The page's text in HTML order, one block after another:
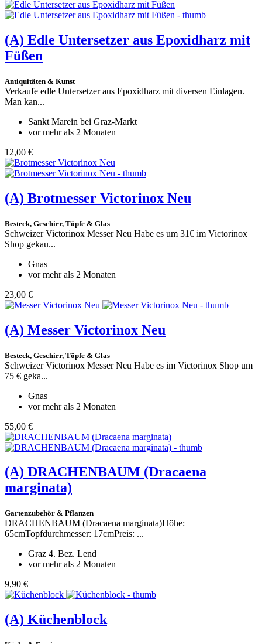
(A) Edle Untersetzer aus Epoxidharz mit
Füßen
Antiquitäten & Kunst
Verkaufe edle Untersetzer aus Epoxidharz mit diversen Einlagen.
Man kan...
Sankt Marein bei Graz-Markt
vor mehr als 2 Monaten
12,00 €
(A) Brotmesser Victorinox Neu
Besteck, Geschirr, Töpfe & Glas
Schweizer Victorinox Messer Neu Habe es um 31€ im Victorinox
Shop gekau...
Gnas
vor mehr als 2 Monaten
23,00 €
(A) Messer Victorinox Neu
Besteck, Geschirr, Töpfe & Glas
Schweizer Victorinox Messer Neu Habe es im Victorinox Shop um
75 € geka...
Gnas
vor mehr als 2 Monaten
55,00 €
(A) DRACHENBAUM (Dracaena
marginata)
Gartenzubehör & Pflanzen
DRACHENBAUM (Dracaena marginata)Höhe:
65cmTopfdurchmesser: 17cmPreis: ...
Graz 4. Bez. Lend
vor mehr als 2 Monaten
9,90 €
(A) Küchenblock